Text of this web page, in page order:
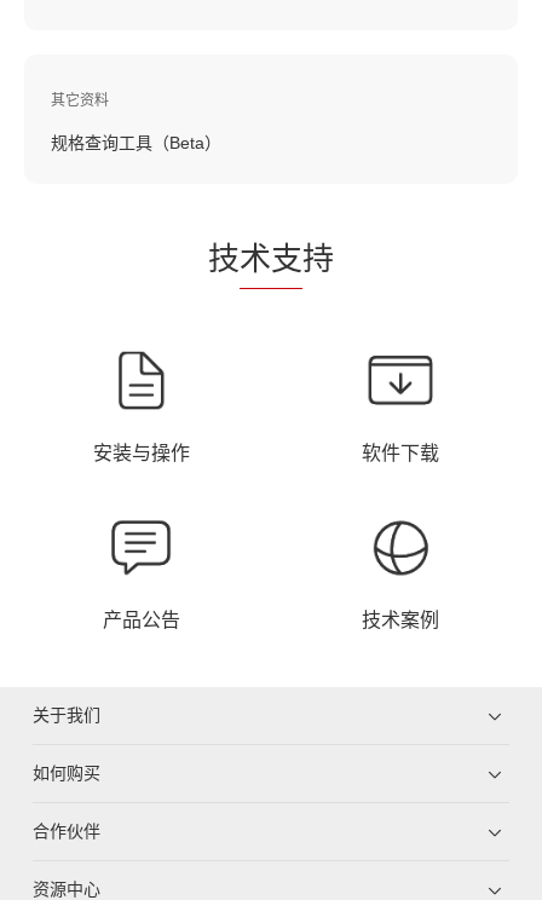
其它资料
规格查询工具（Beta）
技术支持
安装与操作 软件下载
产品公告 技术案例
关于我们
如何购买
合作伙伴
资源中心